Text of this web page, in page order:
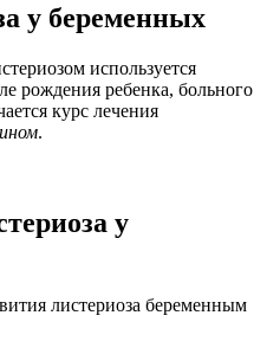
у беременных
используется
рождения ребенка, больного
курс лечения
.
у
листериоза беременным